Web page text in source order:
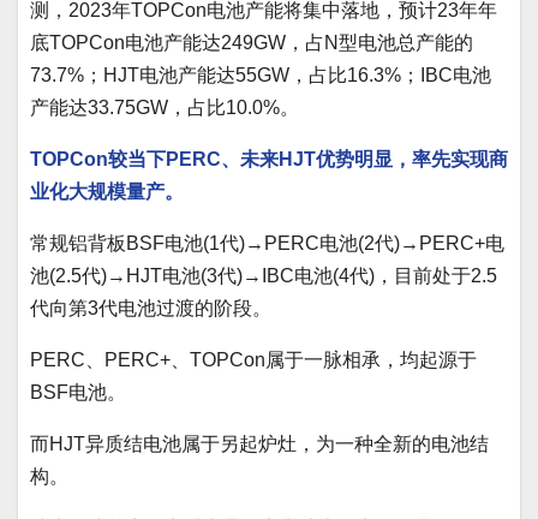
测，2023年TOPCon电池产能将集中落地，预计23年年
底TOPCon电池产能达249GW，占N型电池总产能的
73.7%；HJT电池产能达55GW，占比16.3%；IBC电池
产能达33.75GW，占比10.0%。
TOPCon较当下PERC、未来HJT优势明显，率先实现商
业化大规模量产。
常规铝背板BSF电池(1代)→PERC电池(2代)→PERC+电
池(2.5代)→HJT电池(3代)→IBC电池(4代)，目前处于2.5
代向第3代电池过渡的阶段。
PERC、PERC+、TOPCon属于一脉相承，均起源于
BSF电池。
而HJT异质结电池属于另起炉灶，为一种全新的电池结
构。